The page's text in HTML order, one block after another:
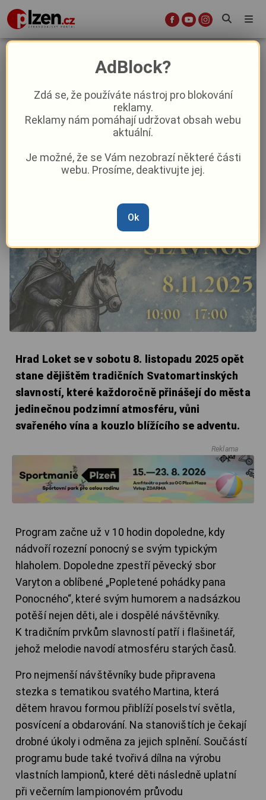
Svatomartinské slavnosti na hradě
Aktuálně
4. 11. 2025|11:29
Hrad Loket se v sobotu 8. listopadu 2025 opět
stane dějištěm tradičních Svatomartinských
slavností, které každoročně přinášejí do města
jedinečnou podzimní atmosféru, vůni
svařeného vína a kouzlo blížícího se adventu.
Reklama
Program začne už v 10 hodin dopoledne, kdy
nádvoří rozezní ponocný se svým typickým
hlaholem. Dopoledne zpestří pěvecký sbor
Varyton a oblíbené „Popletené pohádky pana
Ponocného“, které svým humorem a nadsázkou
potěší nejen děti, ale i dospělé návštěvníky.
K tradičním prvkům slavností patří i flašinetář,
jehož melodie navodí atmosféru starých časů.
Pro nejmenší návštěvníky bude připravena
stezka s tematikou svatého Martina, která
dětem hravou formou přiblíží poselství světla,
posvícení a obdarování. Na stanovištích je čekají
drobné úkoly i odměna za jejich splnění. Součástí
programu bude také tvořivá dílna na výrobu
vlastních lampionů, které děti následně uplatní
při večerním lampionovém průvodu
AdBlock?
Zdá se, že používáte nástroj pro blokování
reklamy.
Reklamy nám pomáhají udržovat obsah webu
aktuální.
Je možné, že se Vám nezobrazí některé části
webu. Prosíme, deaktivujte jej.
Ok